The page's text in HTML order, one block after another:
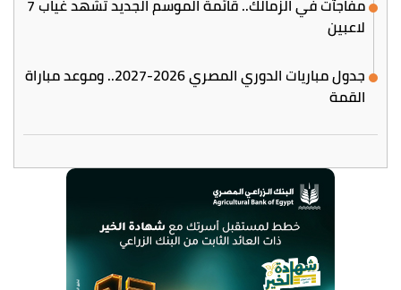
مفاجآت في الزمالك.. قائمة الموسم الجديد تشهد غياب 7
لاعبين
جدول مباريات الدوري المصري 2026-2027.. وموعد مباراة
القمة